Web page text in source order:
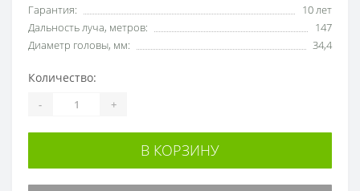
Гарантия:
10 лет
Дальность луча, метров:
147
Диаметр головы, мм:
34,4
Количество:
- +
В КОРЗИНУ